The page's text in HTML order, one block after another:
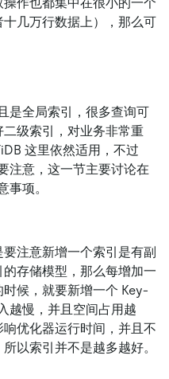
几万行数据上），那么可
是全局索引，很多查询可
级索引，对业务非常重
这里依然适用，不过
注意，这一节主要讨论在
事项。
注意新增一个索引是有副
存储模型，那么每增加一
候，就要新增一个 Key-
越慢，并且空间占用越
优化器运行时间，并且不
以索引并不是越多越好。